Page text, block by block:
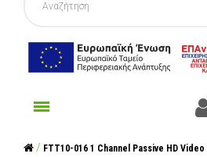
FTT10-016 1 Channel Passive HD Video